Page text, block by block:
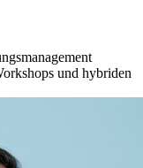
und hybriden